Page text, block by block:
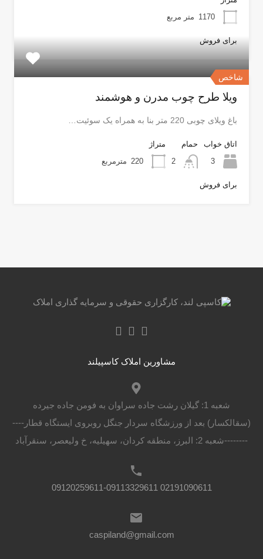
1170 متر مربع
برای فروش
شاخص
ویلا طرح چوب مدرن و هوشمند
باغ ویلای چوبی 220 متر بنا به همراه یک سوئیت…
اتاق خواب
3
حمام
2
متراژ
220 مترمربع
برای فروش
مشاورین املاک کاسپیلند
شعبه 1: گیلان رشت جاده سراوان به فومن جاده جیرده
(سقالکسار) بعد از ورزشگاه سردار جنگل روبروی ایستگاه قطار----
--------شعبه 2: البرز، منطقه کردان، سهیلیه، خ ولیعصر، سنقرآباد
02191090611 09120259611-09113329611
caspiland@gmail.com